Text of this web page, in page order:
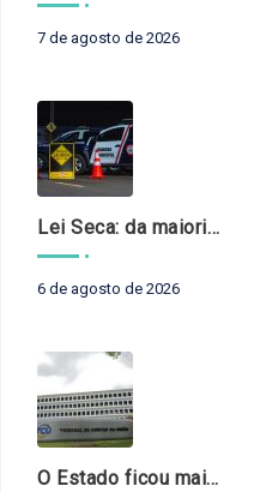
7 de agosto de 2026
Lei Seca: da maioridade à maturidade
6 de agosto de 2026
O Estado ficou mais complexo. O controle precisa acompanhar